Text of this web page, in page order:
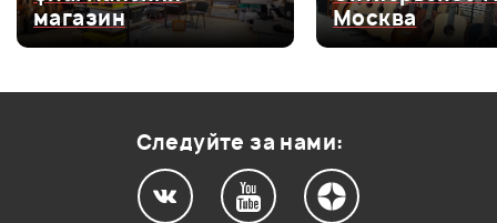
Оценка3
0
магазин
Москва
Следуйте за нами: